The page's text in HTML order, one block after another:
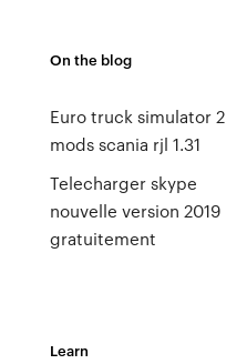
On the blog
Euro truck simulator 2
mods scania rjl 1.31
Telecharger skype
nouvelle version 2019
gratuitement
Learn